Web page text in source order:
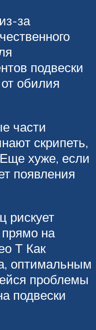
за
подвески
обилия
части
скрипеть,
хуже, если
появления
рискует
прямо на
Т Как
оптимальным
проблемы
подвески